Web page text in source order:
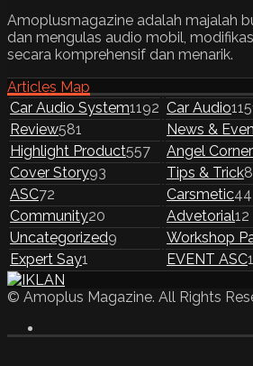
Amoplusmagazine adalah majalah
dan mengulas audio mobil,
secara komprehensif dan menarik.
Articles Map
Car Audio System1192 Car Audio
Review581 News &
Highlight Product557 Angel Corner
Cover Story93 Tips & Trick
ASC72 Carsmetic44
Community20 Advetorial12
Uncategorized9 Workshop
Expert Say1 EVENT ASC1
© Amoplus Magazine. All Rights